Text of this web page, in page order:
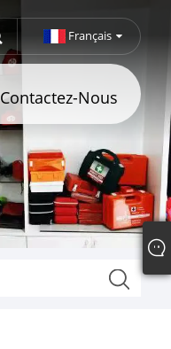
Français
Contactez-Nous